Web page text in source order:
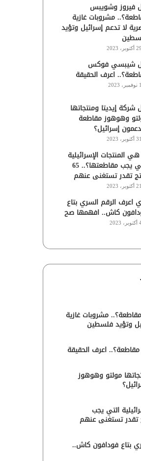
فيروز وشويبس
مشروبات غازية
لا تدعم إسرائيل وتؤيد
29 أكتوبر، 2023
شيبسي فوكس
اعرف الحقيقة
1 نوفمبر، 2023
إيديتا ومنتجاتها
وهوهوز مقاطعة
إسرائيل؟
31 أكتوبر، 2023
المنتجات الإسرائيلية
التي يجب مقاطعتها؟.. 65
تقدر تستغنى عنهم
21 أكتوبر، 2023
اعرف الرقم السري بتاع
كاش.. افهمها صح
2023
مشروبات غازية
وتؤيد فلسطين
اعرف الحقيقة
مولتو وهوهوز
التي يجب
بتاع فودافون كاش..